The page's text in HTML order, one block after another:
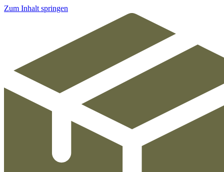
Zum Inhalt springen